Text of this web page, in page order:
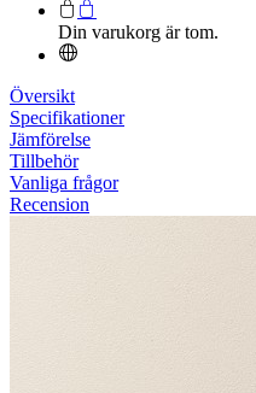
Din varukorg är tom.
Översikt
Specifikationer
Jämförelse
Tillbehör
Vanliga frågor
Recension